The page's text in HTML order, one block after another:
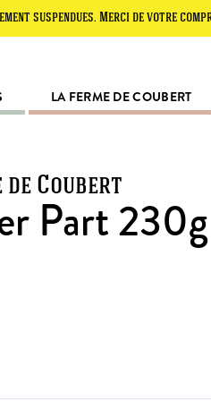
Merci de votre compréhension.
LA FERME DE COUBERT
de Coubert
Part 230g